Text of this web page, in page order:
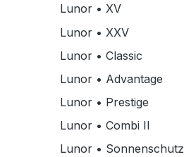
Lunor • XV
Lunor • XXV
Lunor • Classic
Lunor • Advantage
Lunor • Prestige
Lunor • Combi II
Lunor • Sonnenschutz